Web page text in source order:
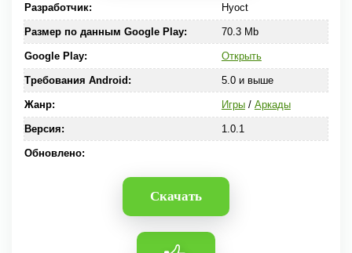
Разработчик: Hyoct
Размер по данным Google Play: 70.3 Mb
Google Play: Открыть
Требования Android: 5.0 и выше
Жанр: Игры/ Аркады
Версия: 1.0.1
Обновлено:
Скачать